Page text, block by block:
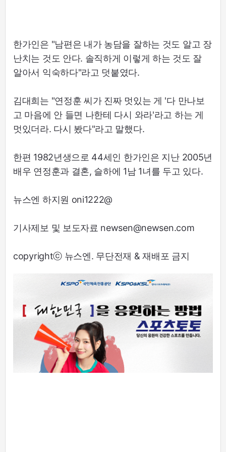
한가인은 "남편은 내가 농담을 잘하는 것도 알고 장
난치는 것도 안다. 솔직하게 이렇게 하는 것도 잘
알아서 익숙하다"라고 덧붙였다.
김대희는 "연정훈 씨가 진짜 멋있는 게 '다 만나보
고 마음에 안 들면 나한테 다시 와라'라고 하는 게
멋있더라. 다시 봤다"라고 말했다.
한편 1982년생으로 44세인 한가인은 지난 2005년
배우 연정훈과 결혼, 슬하에 1남 1녀를 두고 있다.
뉴스엔 하지원 oni1222@
기사제보 및 보도자료 newsen@newsen.com
copyrightⓒ 뉴스엔. 무단전재 & 재배포 금지